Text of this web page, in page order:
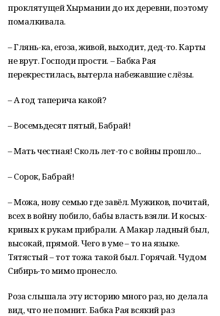
проклятущей Хырмании до их деревни, поэтому
помалкивала.
– Глянь-ка, егоза, живой, выходит, дед-то. Карты
не врут. Господи прости. – Бабка Рая
перекрестилась, вытерла набежавшие слёзы.
– А год таперича какой?
– Восемьдесят пятый, Бабрай!
– Мать честная! Сколь лет-то с войны прошло...
– Сорок, Бабрай!
– Можа, нову семью где завёл. Мужиков, почитай,
всех в войну побило, бабы власть взяли. И косых-
кривых к рукам прибрали. А Макар ладный был,
высокай, прямой. Чего в уме – то на языке.
Тятястый – тот тожа такой был. Горячай. Чудом
Сибирь-то мимо пронесло.
Роза слышала эту историю много раз, но делала
вид, что не помнит. Бабка Рая всякий раз